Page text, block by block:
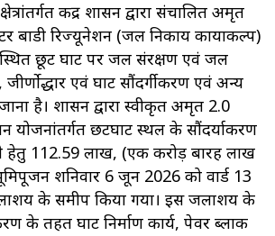
केंद्र शासन द्वारा संचालित अमृत
बाडी रिज्यूनेशन (जल निकाय कायाकल्प)
छूट घाट पर जल संरक्षण एवं जल
जीर्णोद्धार एवं घाट सौंदर्गीकरण एवं अन्य
है। शासन द्वारा स्वीकृत अमृत 2.0
योजनांतर्गत छटघाट स्थल के सौंदर्याकरण
हेतु 112.59 लाख, (एक करोड़ बारह लाख
शनिवार 6 जून 2026 को वार्ड 13
के समीप किया गया। इस जलाशय के
के तहत घाट निर्माण कार्य, पेवर ब्लाक